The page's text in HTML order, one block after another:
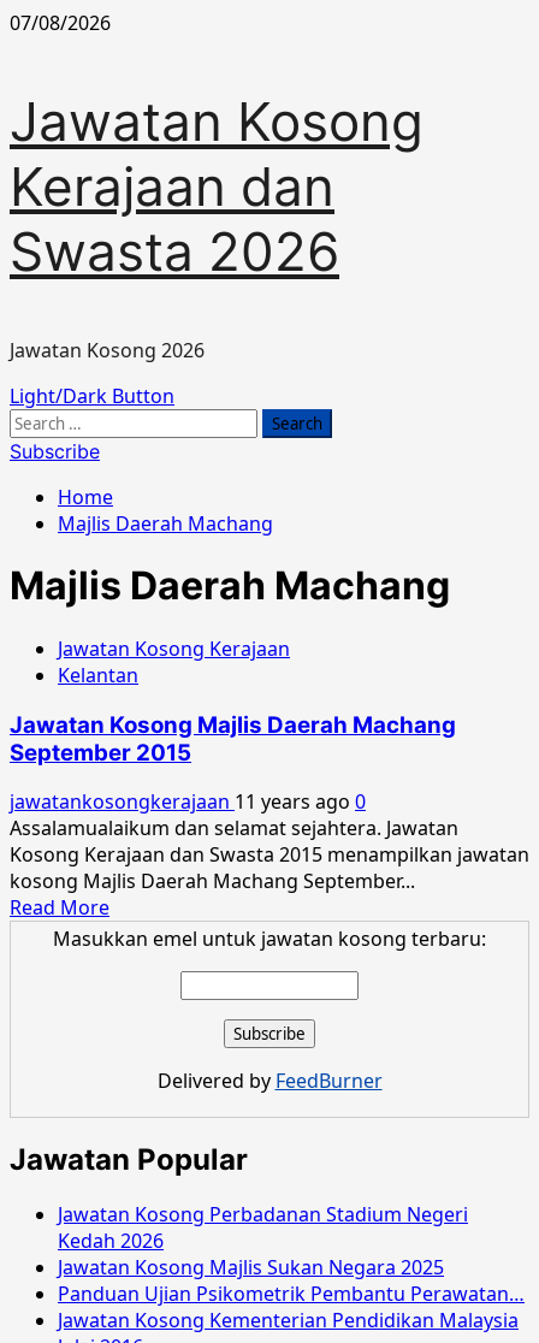
Skip
07/08/2026
Jawatan Kosong
Kerajaan dan
Swasta 2026
Jawatan Kosong 2026
Primary
Menu
Light/Dark Button
Search
for:
Subscribe
Home
Majlis Daerah Machang
Majlis Daerah Machang
Jawatan Kosong Kerajaan
Kelantan
Jawatan Kosong Majlis Daerah Machang
September 2015
jawatankosongkerajaan 11 years ago 0
Assalamualaikum dan selamat sejahtera. Jawatan
Kosong Kerajaan dan Swasta 2015 menampilkan jawatan
kosong Majlis Daerah Machang September...
Read MoreRead
more
Machang
September
2015
Masukkan emel untuk jawatan kosong terbaru:
Delivered by FeedBurner
Jawatan Popular
Jawatan Kosong Perbadanan Stadium Negeri
Kedah 2026
Jawatan Kosong Majlis Sukan Negara 2025
Panduan Ujian Psikometrik Pembantu Perawatan…
Jawatan Kosong Kementerian Pendidikan Malaysia